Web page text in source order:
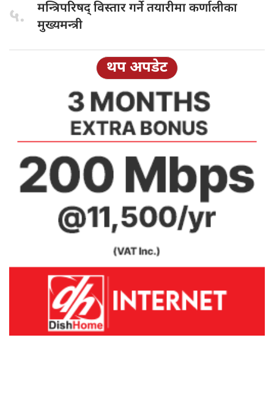
५. मन्त्रिपरिषद् विस्तारगर्ने तयारीमा कर्णालीका
मुख्यमन्त्री
थप अपडेट